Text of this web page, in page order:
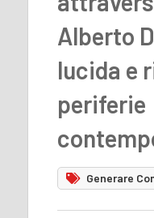
Alberto
lucida e
periferie
Generare